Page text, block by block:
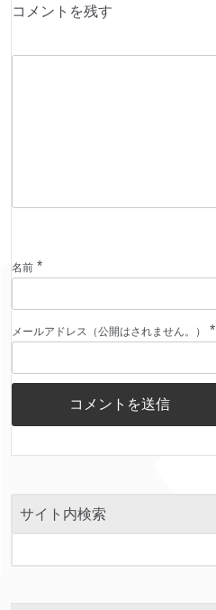
コメントを残す
名前 *
メールアドレス（公開はされません。） *
サイト内検索